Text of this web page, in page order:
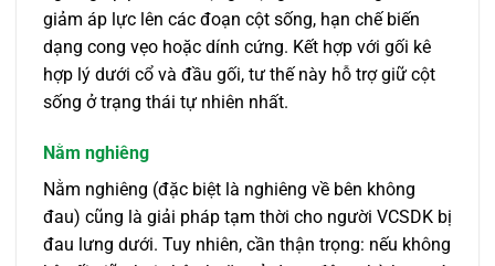
giảm áp lực lên các đoạn cột sống, hạn chế biến
dạng cong vẹo hoặc dính cứng. Kết hợp với gối kê
hợp lý dưới cổ và đầu gối, tư thế này hỗ trợ giữ cột
sống ở trạng thái tự nhiên nhất.
Nằm nghiêng
Nằm nghiêng (đặc biệt là nghiêng về bên không
đau) cũng là giải pháp tạm thời cho người VCSDK bị
đau lưng dưới. Tuy nhiên, cần thận trọng: nếu không